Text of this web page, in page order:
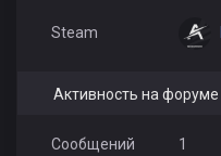
Steam
Активность на форуме
Сообщений 1